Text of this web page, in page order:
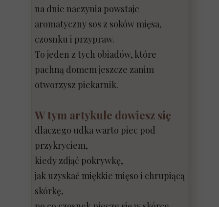
na dnie naczynia powstaje
aromatyczny sos z soków mięsa,
czosnku i przypraw.
To jeden z tych obiadów, które
pachną domem jeszcze zanim
otworzysz piekarnik.
W tym artykule dowiesz się
dlaczego udka warto piec pod
przykryciem,
kiedy zdjąć pokrywkę,
jak uzyskać miękkie mięso i chrupiącą
skórkę,